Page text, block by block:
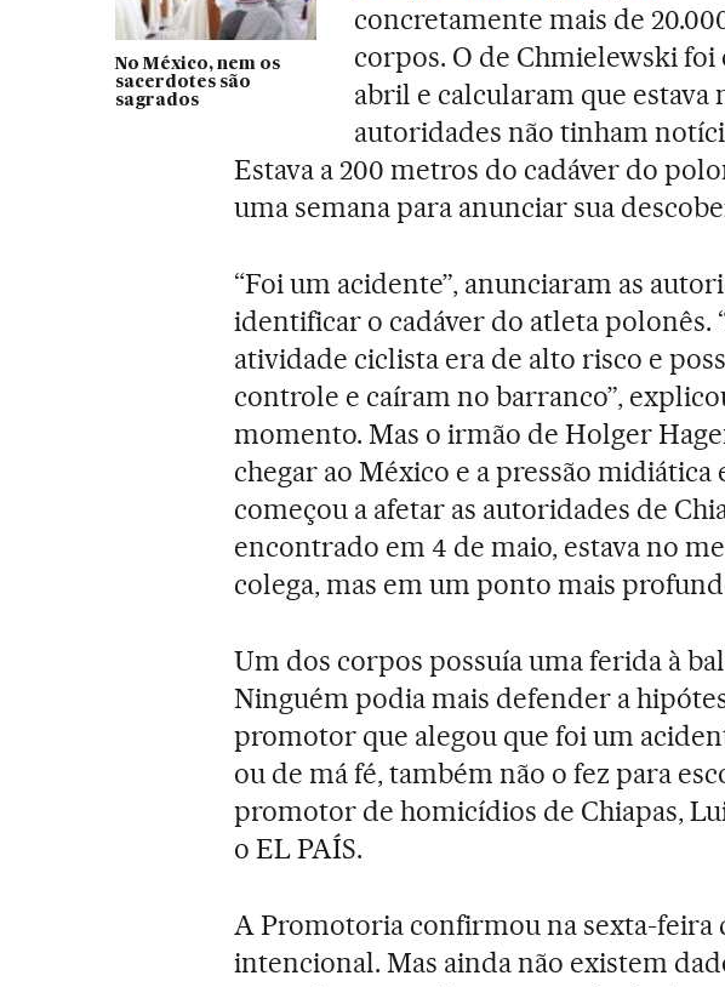
No México, nem os
sacerdotes são
sagrados
concretamente mais de
corpos. O de Chmielewski
abril e calcularam que estava
autoridades não tinham
Estava a 200 metros do cadáver do
uma semana para anunciar sua
“Foi um acidente”, anunciaram as
identificar o cadáver do atleta polonês.
atividade ciclista era de alto risco e
controle e caíram no barranco”,
momento. Mas o irmão de Holger
chegar ao México e a pressão
começou a afetar as autoridades de
encontrado em 4 de maio, estava no
colega, mas em um ponto mais
Um dos corpos possuía uma ferida à
Ninguém podia mais defender a
promotor que alegou que foi um
ou de má fé, também não o fez para
promotor de homicídios de Chiapas,
o EL PAÍS.
A Promotoria confirmou na sexta-feira
intencional. Mas ainda não existem